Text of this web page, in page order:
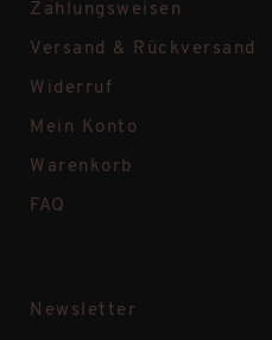
Zahlungsweisen
Versand & Rückversand
Widerruf
Mein Konto
Warenkorb
FAQ
Newsletter